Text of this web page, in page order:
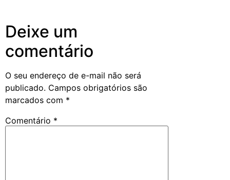
Deixe um
comentário
O seu endereço de e-mail não será
publicado. Campos obrigatórios são
marcados com *
Comentário *